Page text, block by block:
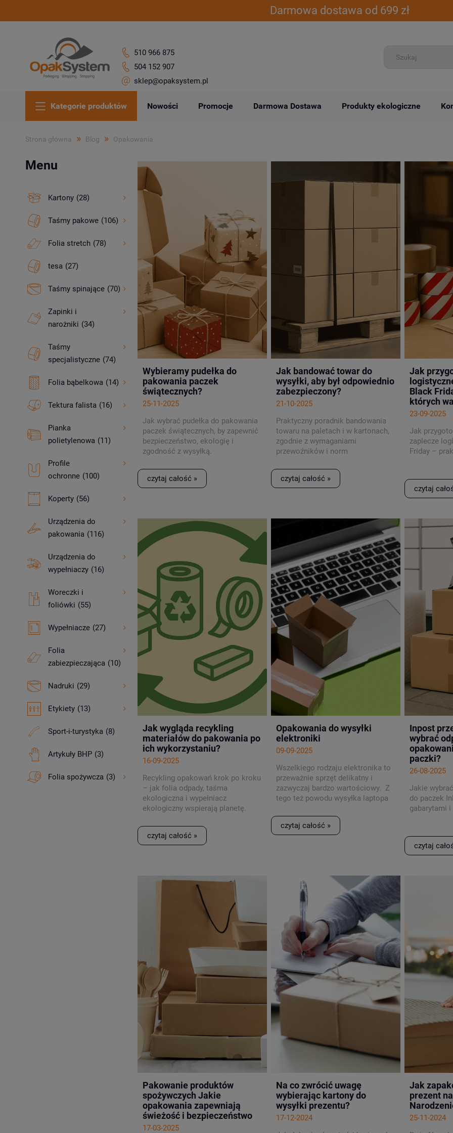
Darmowa dostawa od 699 zł
510 966 875
504 152 907
sklep@opaksystem.pl
Kategorie produktów Nowości Promocje Darmowa Dostawa Produkty ekologiczne
Strona główna » Blog » Opakowania
Menu
Kartony (28)
Taśmy pakowe (106)
Folia stretch (78)
tesa (27)
Taśmy spinające (70)
Zapinki i
narożniki (34)
Taśmy
specjalistyczne (74)
Folia bąbelkowa (14)
Tektura falista (16)
Pianka
polietylenowa (11)
Profile
ochronne (100)
Koperty (56)
Urządzenia do
pakowania (116)
Urządzenia do
wypełniaczy (16)
Woreczki i
foliówki (55)
Wypełniacze (27)
Folia
zabiezpieczająca (10)
Nadruki (29)
Etykiety (13)
Sport-i-turystyka (8)
Artykuły BHP (3)
Folia spożywcza (3)
Wybieramy pudełka do
pakowania paczek
świątecznych?
25-11-2025
Jak wybrać pudełka do pakowania
paczek świątecznych, by zapewnić
bezpieczeństwo, ekologię i
zgodność z wysyłką.
czytaj całość »
Jak bandować towar do
wysyłki, aby był odpowiednio
zabezpieczony?
21-10-2025
Praktyczny poradnik bandowania
towaru na paletach i w kartonach,
zgodnie z wymaganiami
przewoźników i norm
czytaj całość »
Jak
Black
których
23-09-2025
Jak
zaplecze
Friday –
czytaj
Jak wygląda recykling
materiałów do pakowania po
ich wykorzystaniu?
16-09-2025
Recykling opakowań krok po kroku
– jak folia odpady, taśma
ekologiczna i wypełniacz
ekologicznywspierają planetę.
czytaj całość »
Opakowania do wysyłki
elektroniki
09-09-2025
Wszelkiego rodzaju elektronika to
przeważnie sprzęt delikatny i
zazwyczaj bardzo wartościowy. Z
tego też powodu wysyłka laptopa
ze szczególną dbałością o
zachowanie zasad dotyczących
czytaj całość »
Inpost
wybrać
paczki?
26-08-2025
Jakie
do paczek
gabarytami
czytaj
Pakowanie produktów
spożywczych Jakie
opakowania zapewniają
świeżość i bezpieczeństwo
17-03-2025
Na co zwrócić uwagę
wybierając kartony do
wysyłki prezentu?
17-12-2024
Jak
prezent
25-11-2024